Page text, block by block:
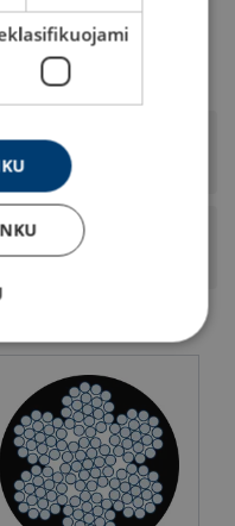
apdaila ir stiprumo
šerdies tipas ir